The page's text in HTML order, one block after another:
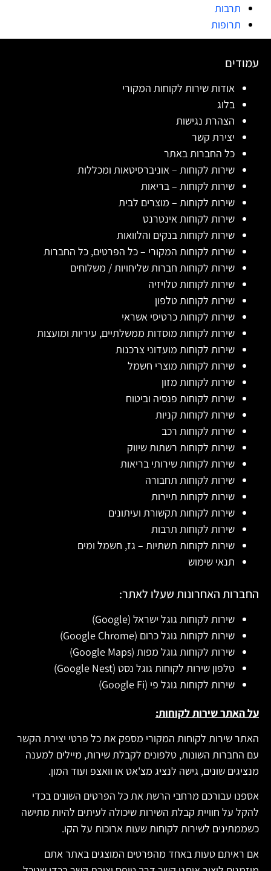
תרבות
תרופות
עמודים
אודות שירות לקוחות המקורי
בלוג
הצהרת נגישות
יצירת קשר
כל החברות באתר
שירות לקוחות – אוניברסיטאות ומכללות
שירות לקוחות – בריאות
שירות לקוחות – מוצרים לבית
שירות לקוחות אינטרנט
שירות לקוחות בנקים והלוואות
שירות לקוחות המקורי – כל הפרטים, כל החברות
שירות לקוחות חברות שליחויות / משלוחים
שירות לקוחות טלויזיה
שירות לקוחות טלפון
שירות לקוחות כרטיסי אשראי
שירות לקוחות מוסדות ממשלתיים, עיריות ומועצות
שירות לקוחות מועדוני צרכנות
שירות לקוחות מוצרי חשמל
שירות לקוחות מזון
שירות לקוחות פנסיה וביטוח
שירות לקוחות קניות
שירות לקוחות רכב
שירות לקוחות רשתות שיווק
שירות לקוחות שירותי בריאות
שירות לקוחות תחבורה
שירות לקוחות תיירות
שירות לקוחות תקשורת ועיתונים
שירות לקוחות תרבות
שירות לקוחות תשתיות – גז, חשמל ומים
תנאי שימוש
החברות האחרונות שעלו לאתר:
שירות לקוחות גוגל ישראל (Google)
שירות לקוחות גוגל כרום (Google Chrome)
שירות לקוחות גוגל מפות (Google Maps)
טלפון שירות לקוחות גוגל נסט (Google Nest)
שירות לקוחות גוגל פי (Google Fi)
על האתר שירות לקוחות:
האתר שירות לקוחות המקורי מספק את כל פרטי יצירת הקשר
עם החברות השונות, טלפונים לקבלת שירות, מיילים למענה
מנציגים שונים, גישה לנציג מצ'אט או וואצפ ועוד המון.
אספנו עבורכם מרחבי הרשת את כל הפרטים השונים בכדי
להקל על חוויית קבלת השירות שיכולה לעיתים להיות מתישה
כשממתינים לשירות לקוחות שעות ארוכות על הקו.
אם ראיתם טעות באחד מהפרטים המוצגים באתר אתם